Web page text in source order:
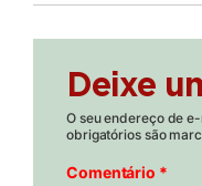
Deixe
O seu endereço de
obrigatórios são
Comentário *